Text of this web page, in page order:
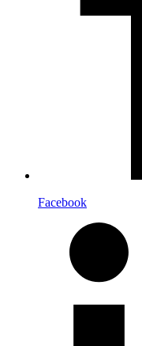
Facebook